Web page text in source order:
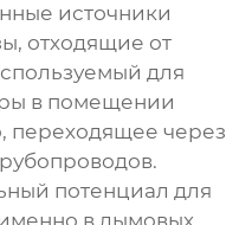
источники
отходящие от
для
в помещении
переходящее через
потенциал для